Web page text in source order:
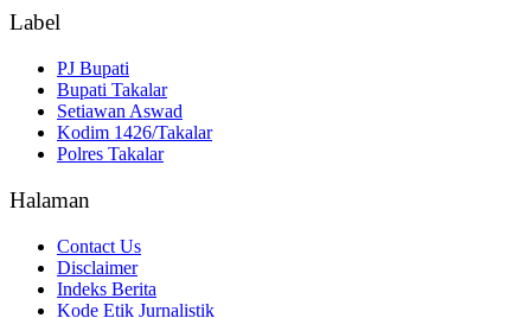
Label
PJ Bupati
Bupati Takalar
Setiawan Aswad
Kodim 1426/Takalar
Polres Takalar
Halaman
Contact Us
Disclaimer
Indeks Berita
Kode Etik Jurnalistik